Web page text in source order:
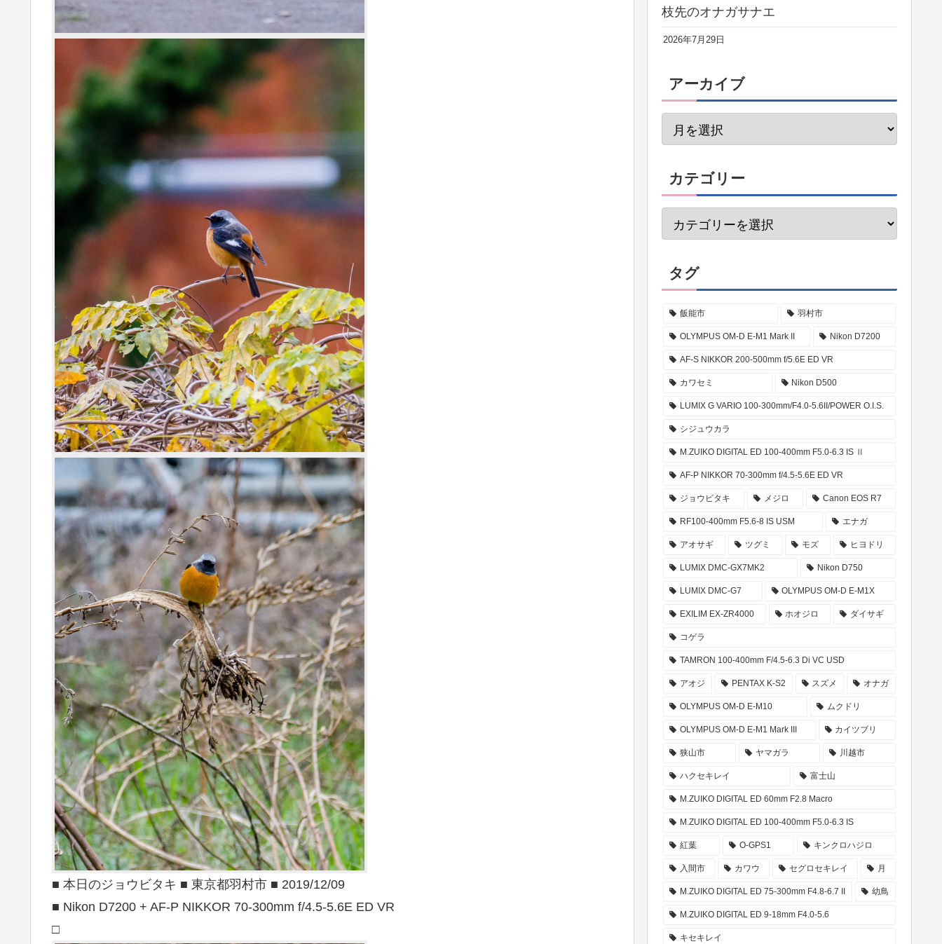
■ 本日のジョウビタキ ■ 東京都羽村市 ■ 2019/12/09
■ Nikon D7200 + AF-P NIKKOR 70-300mm f/4.5-5.6E ED VR
□
枝先のオナガサナエ
2026年7月29日
アーカイブ
カテゴリー
タグ
飯能市 羽村市
OLYMPUS OM-D E-M1 Mark II Nikon D7200
AF-S NIKKOR 200-500mm f/5.6E ED VR
カワセミ Nikon D500
LUMIX G VARIO 100-300mm/F4.0-5.6II/POWER O.I.S.
シジュウカラ
M.ZUIKO DIGITAL ED 100-400mm F5.0-6.3 IS Ⅱ
AF-P NIKKOR 70-300mm f/4.5-5.6E ED VR
ジョウビタキ メジロ Canon EOS R7
RF100-400mm F5.6-8 IS USM エナガ
アオサギ ツグミ モズ ヒヨドリ
LUMIX DMC-GX7MK2 Nikon D750
LUMIX DMC-G7 OLYMPUS OM-D E-M1X
EXILIM EX-ZR4000 ホオジロ ダイサギ
コゲラ
TAMRON 100-400mm F/4.5-6.3 Di VC USD
アオジ PENTAX K-S2 スズメ オナガ
OLYMPUS OM-D E-M10 ムクドリ
OLYMPUS OM-D E-M1 Mark III カイツブリ
狭山市 ヤマガラ 川越市
ハクセキレイ 富士山
M.ZUIKO DIGITAL ED 60mm F2.8 Macro
M.ZUIKO DIGITAL ED 100-400mm F5.0-6.3 IS
紅葉 O-GPS1 キンクロハジロ
入間市 カワウ セグロセキレイ 月
M.ZUIKO DIGITAL ED 75-300mm F4.8-6.7 II 幼鳥
M.ZUIKO DIGITAL ED 9-18mm F4.0-5.6
キセキレイ